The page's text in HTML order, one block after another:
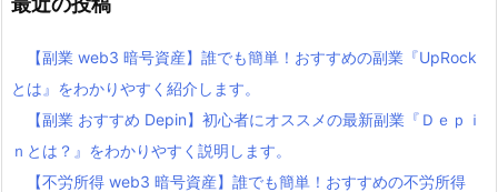
【副業 web3 暗号資産】誰でも簡単！おすすめの副業『UpRock
とは』をわかりやすく紹介します。
【副業 おすすめ Depin】初心者にオススメの最新副業『Ｄｅｐｉ
ｎとは？』をわかりやすく説明します。
【不労所得 web3 暗号資産】誰でも簡単！おすすめの不労所得